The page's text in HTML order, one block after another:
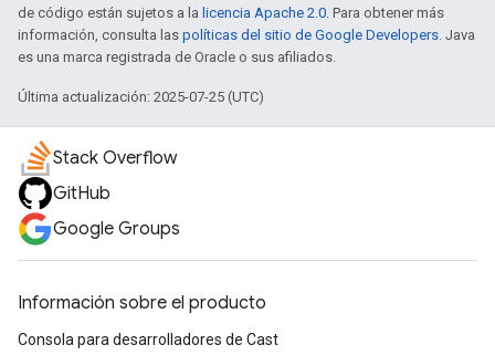
de código están sujetos a la licencia Apache 2.0. Para obtener más
información, consulta las políticas del sitio de Google Developers. Java
es una marca registrada de Oracle o sus afiliados.
Última actualización: 2025-07-25 (UTC)
Stack Overflow
GitHub
Google Groups
Información sobre el producto
Consola para desarrolladores de Cast